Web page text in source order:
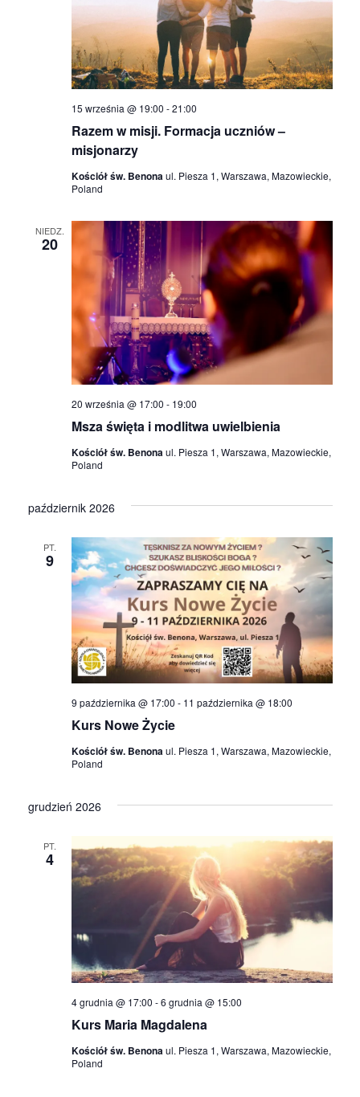
a
n
i
u
i
i
d
o
k
a
c
h
Razem w misji. Formacja uczniów –
misjonarzy
15 września @ 19:00 -21:00
Kościół św. Benonaul. Piesza 1, Warszawa, Mazowieckie,
Poland
NIEDZ.
20
Msza święta i modlitwa uwielbienia
20 września @ 17:00 - 19:00
Kościół św. Benonaul. Piesza 1, Warszawa, Mazowieckie,
Poland
październik 2026
PT.
9
Kurs Nowe Życie
9 października @ 17:00 - 11 października @ 18:00
Kościół św. Benonaul. Piesza 1, Warszawa, Mazowieckie,
Poland
grudzień 2026
PT.
4
Kurs Maria Magdalena
4 grudnia @ 17:00 -6 grudnia @ 15:00
Kościół św. Benonaul. Piesza 1, Warszawa, Mazowieckie,
Poland